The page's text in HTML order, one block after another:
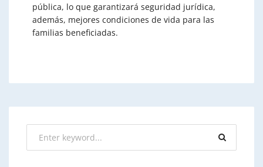
pública, lo que garantizará seguridad jurídica,
además, mejores condiciones de vida para las
familias beneficiadas.